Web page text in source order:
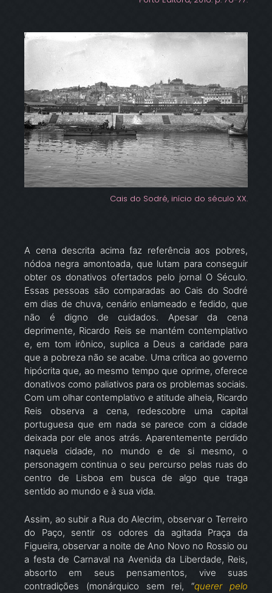
Cais do Sodré, início do século XX.
A cena descrita acima faz referência aos pobres,
nódoa negra amontoada, que lutam para conseguir
obter os donativos ofertados pelo jornal O Século.
Essas pessoas são comparadas ao Cais do Sodré
em dias de chuva, cenário enlameado e fedido, que
não é digno de cuidados. Apesar da cena
deprimente, Ricardo Reis se mantém contemplativo
e, em tom irônico, suplica a Deus a caridade para
que a pobreza não se acabe. Uma crítica ao governo
hipócrita que, ao mesmo tempo que oprime, oferece
donativos como paliativos para os problemas sociais.
Com um olhar contemplativo e atitude alheia, Ricardo
Reis observa a cena, redescobre uma capital
portuguesa que em nada se parece com a cidade
deixada por ele anos atrás. Aparentemente perdido
naquela cidade, no mundo e de si mesmo, o
personagem continua o seu percurso pelas ruas do
centro de Lisboa em busca de algo que traga
sentido ao mundo e à sua vida.
Assim, ao subir a Rua do Alecrim, observar o Terreiro
do Paço, sentir os odores da agitada Praça da
Figueira, observar a noite de Ano Novo no Rossio ou
a festa de Carnaval na Avenida da Liberdade, Reis,
absorto em seus pensamentos, vive suas
contradições (monárquico sem rei, “querer pelo